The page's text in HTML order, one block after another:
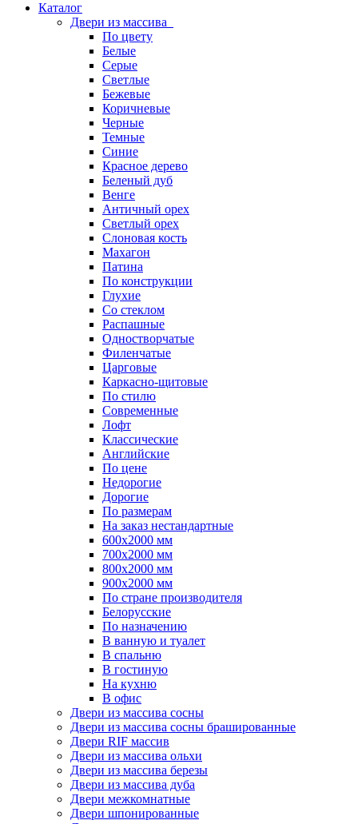
Каталог
Двери из массива
По цвету
Белые
Серые
Светлые
Бежевые
Коричневые
Черные
Темные
Синие
Красное дерево
Беленый дуб
Венге
Античный орех
Светлый орех
Слоновая кость
Махагон
Патина
По конструкции
Глухие
Со стеклом
Распашные
Одностворчатые
Филенчатые
Царговые
Каркасно-щитовые
По стилю
Современные
Лофт
Классические
Английские
По цене
Недорогие
Дорогие
По размерам
На заказ нестандартные
600х2000 мм
700х2000 мм
800х2000 мм
900х2000 мм
По стране производителя
Белорусские
По назначению
В ванную и туалет
В спальню
В гостиную
На кухню
В офис
Двери из массива сосны
Двери из массива сосны брашированные
Двери RIF массив
Двери из массива ольхи
Двери из массива березы
Двери из массива дуба
Двери межкомнатные
Двери шпонированные